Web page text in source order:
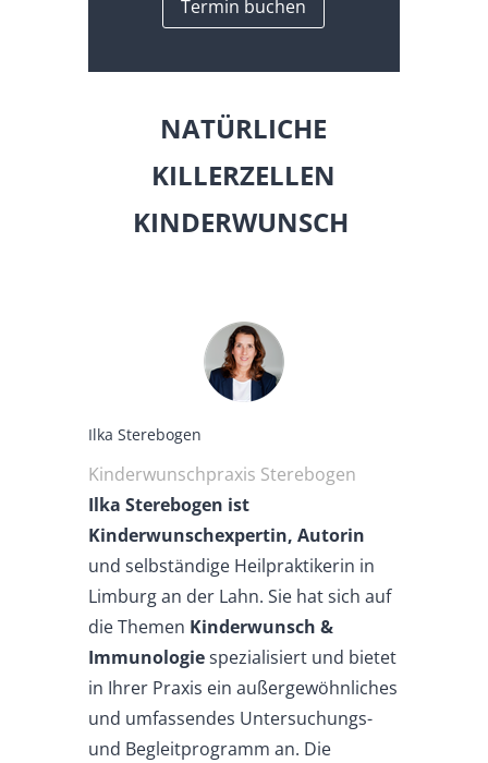
Termin buchen
NATÜRLICHE
KILLERZELLEN
KINDERWUNSCH
Ilka Sterebogen
Kinderwunschpraxis Sterebogen
Ilka Sterebogen ist
Kinderwunschexpertin, Autorin
und selbständige Heilpraktikerin in
Limburg an der Lahn. Sie hat sich auf
die Themen Kinderwunsch &
Immunologiespezialisiert und bietet
in Ihrer Praxis ein außergewöhnliches
und umfassendes Untersuchungs-
und Begleitprogramm an. Die